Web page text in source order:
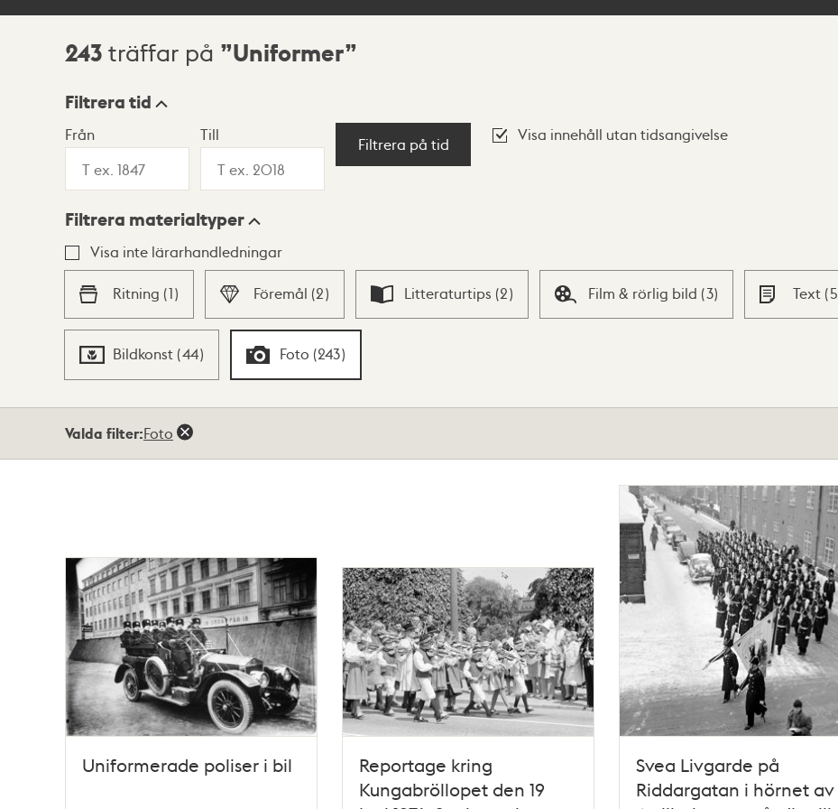
Sökresultat
243 träffar på Uniformer
Visningsläge
Lista Karta
Filtrera tid
Från Till
Filtrera på tid
Visa innehåll utan tidsangivelse
Filtrera materialtyper
Visa inte lärarhandledningar
Ritning (1) Föremål (2) Litteraturtips (2) Film & rörlig bild (3) Text (5
Bildkonst (44) Foto (243)
träffarValda filter:Foto
Uniformerade poliser i bil
Reportage kring
Kungabröllopet den 19
Svea Livgarde på
Riddargatan i hörnet av